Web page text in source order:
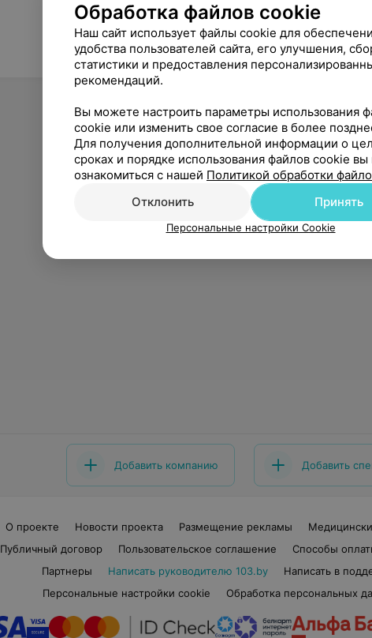
Добавить компанию Добавить
О проекте Новости проекта Размещение рекламы
Публичный договор
Пользовательское соглашение Способы
Партнеры
Написать руководителю 103.by
Написать в
Персональные настройки cookie
Обработка персональных
Обработка файлов cookie
Наш сайт использует файлы cookie для
удобства пользователей сайта, его улучшения,
статистики и предоставления
рекомендаций.
Вы можете настроить параметры использования
cookie или изменить свое согласие в более
Для получения дополнительной информации о
сроках и порядке использования файлов cookie
ознакомиться с нашей Политикой обработки
Отклонить
Принять
Персональные настройки Cookie